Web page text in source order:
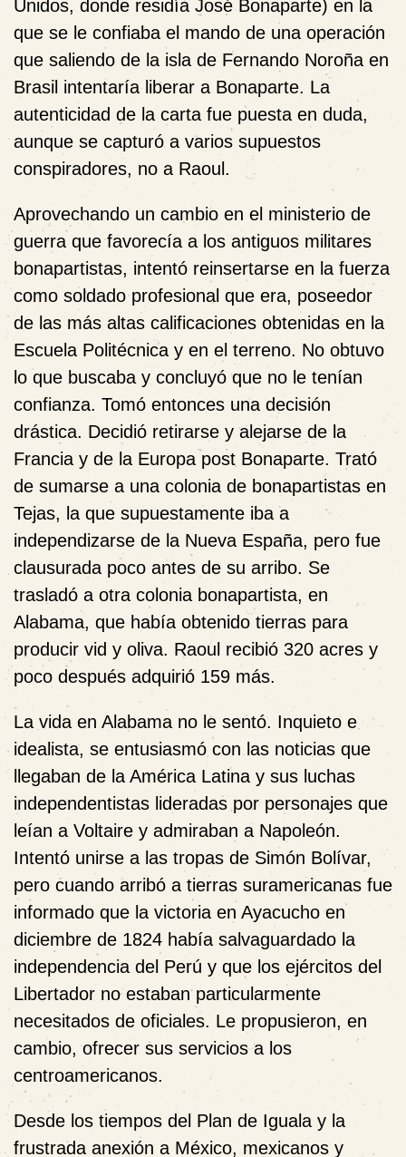
Unidos, donde residía José Bonaparte) en la
que se le confiaba el mando de una operación
que saliendo de la isla de Fernando Noroña en
Brasil intentaría liberar a Bonaparte. La
autenticidad de la carta fue puesta en duda,
aunque se capturó a varios supuestos
conspiradores, no a Raoul.
Aprovechando un cambio en el ministerio de
guerra que favorecía a los antiguos militares
bonapartistas, intentó reinsertarse en la fuerza
como soldado profesional que era, poseedor
de las más altas calificaciones obtenidas en la
Escuela Politécnica y en el terreno. No obtuvo
lo que buscaba y concluyó que no le tenían
confianza. Tomó entonces una decisión
drástica. Decidió retirarse y alejarse de la
Francia y de la Europa post Bonaparte. Trató
de sumarse a una colonia de bonapartistas en
Tejas, la que supuestamente iba a
independizarse de la Nueva España, pero fue
clausurada poco antes de su arribo. Se
trasladó a otra colonia bonapartista, en
Alabama, que había obtenido tierras para
producir vid y oliva. Raoul recibió 320 acres y
poco después adquirió 159 más.
La vida en Alabama no le sentó. Inquieto e
idealista, se entusiasmó con las noticias que
llegaban de la América Latina y sus luchas
independentistas lideradas por personajes que
leían a Voltaire y admiraban a Napoleón.
Intentó unirse a las tropas de Simón Bolívar,
pero cuando arribó a tierras suramericanas fue
informado que la victoria en Ayacucho en
diciembre de 1824 había salvaguardado la
independencia del Perú y que los ejércitos del
Libertador no estaban particularmente
necesitados de oficiales. Le propusieron, en
cambio, ofrecer sus servicios a los
centroamericanos.
Desde los tiempos del Plan de Iguala y la
frustrada anexión a México, mexicanos y